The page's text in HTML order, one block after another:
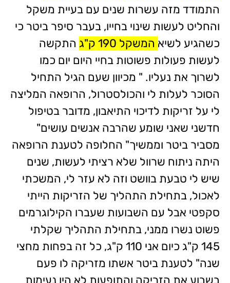
התמודד מזה עשרות שנים עם בעיית משקל
והחליט לעשות שינוי בחייו, בעבר סיפר ביטר כי
כשהגיע לשיא המשקל 190 ק"ג
התקשה
לעשות פעולות פשוטות בחיי היום יום כמו
לשרוך את נעליו. " מכיוון שעם הגיל התחיל
הסוכר לעלות לי והכולסטרול, הרופאה המליצה
לי על זריקות לדיכוי התיאבון, מדובר בטיפול
חדשני שאני שומע שהרבה אנשים עושים"
מסביר ביטר וממשיך" החלופה לטענת הרופאה
היתה ניתוח שרוול שלא רציתי לעשות, שנים
שיש לי טבעת בוושט וזה לא עזר לי, המשכתי
לאכול, בתחילת התהליך של הזריקות הייתי
סקפטי אבל עם השבועות שעברו הקילוגרמים
פשוט נשרו ממני, בתחילת התהליך שקלתי
145 ק"ג כיום אני 110 ק"ג, כל זה בפחות מחצי
שנה" לטענת ביטר אשתו מזריקה לו פעם
בשבוע את הזריקה והתופעות לא היו נעימות